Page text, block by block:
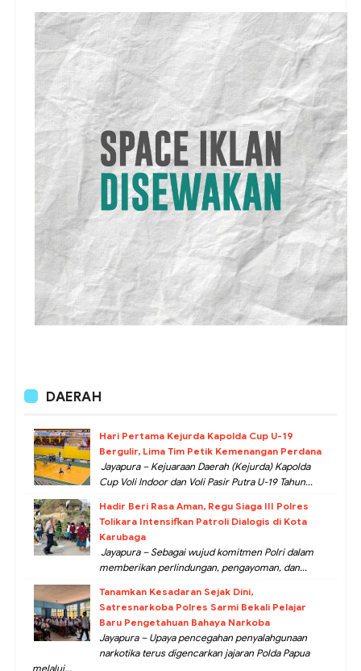
DAERAH
Hari Pertama Kejurda Kapolda Cup U-19
Bergulir, Lima Tim Petik Kemenangan Perdana
Jayapura – Kejuaraan Daerah (Kejurda) Kapolda
Cup Voli Indoor dan Voli Pasir Putra U-19 Tahun...
Hadir Beri Rasa Aman, Regu Siaga III Polres
Tolikara Intensifkan Patroli Dialogis di Kota
Karubaga
Jayapura – Sebagai wujud komitmen Polri dalam
memberikan perlindungan, pengayoman, dan...
Tanamkan Kesadaran Sejak Dini,
Satresnarkoba Polres Sarmi Bekali Pelajar
Baru Pengetahuan Bahaya Narkoba
Jayapura – Upaya pencegahan penyalahgunaan
narkotika terus digencarkan jajaran Polda Papua
melalui...